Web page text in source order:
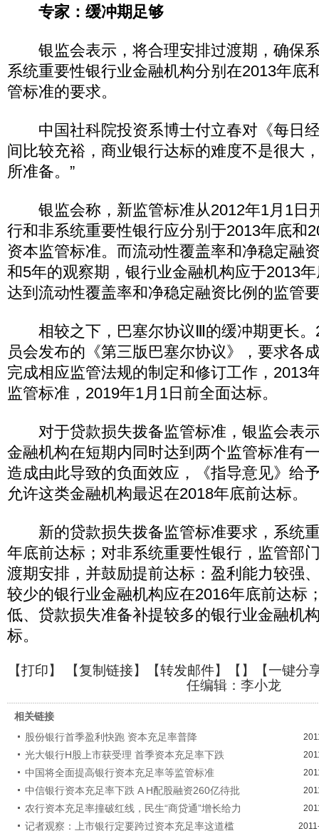
专家：缓冲期足够
银监会表示，将合理安排过渡期，确保
系统重要性银行业金融机构分别在2013年底
管标准的要求。
中国社科院投资系博士付立春对《每日经
间比较充裕，商业银行达标的难度不是很大
所准备。”
银监会称，新监管标准从2012年1月1日
行和非系统重要性银行应分别于2013年底和
资本监管标准。而流动性覆盖率和净稳定融
和5年的观察期，银行业金融机构应于2013
达到流动性覆盖率和净稳定融资比例的监管
相较之下，巴塞尔协议Ⅲ的缓冲期更长。
员会发布的《第三版巴塞尔协议》，要求各
完成相应监管法规的制定和修订工作，2013
监管标准，2019年1月1日前全面达标。
对于贷款损失拨备监管标准，银监会表
金融机构在短期内同时达到两个监管标准有
造成由此导致的负面效应，《指导意见》给
允许这类金融机构最迟在2018年底前达标。
新的贷款损失拨备监管标准要求，系统
年底前达标；对非系统重要性银行，监管部
渡期安排，并鼓励提前达标：盈利能力较强
较少的银行业金融机构应在2016年底前达标
低、贷款损失准备补提较多的银行业金融机
标。
【打印】 【复制链接】【转发邮件】【 】
【一键分
任编辑：李小龙
相关链接
股份银行首季盈利快跑 资本充足率普降
光大银行H股上市获受理 首季资本充足率下跌
中国将全面提高银行资本充足率等监管标准
中信银行资本充足率下跌 A H配股融资260亿待批
农行资本充足率撞破红线，民生“商贷通”增长给力
记者观察：上市银行定要跨过资本充足率这道槛